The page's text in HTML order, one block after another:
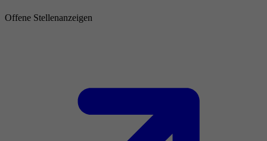
Offene Stellenanzeigen